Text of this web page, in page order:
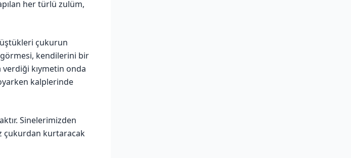
her türlü zulüm,
çukurun
kendilerini bir
verdiği kıymetin onda
kalplerinde
Sinelerimizden
çukurdan kurtaracak